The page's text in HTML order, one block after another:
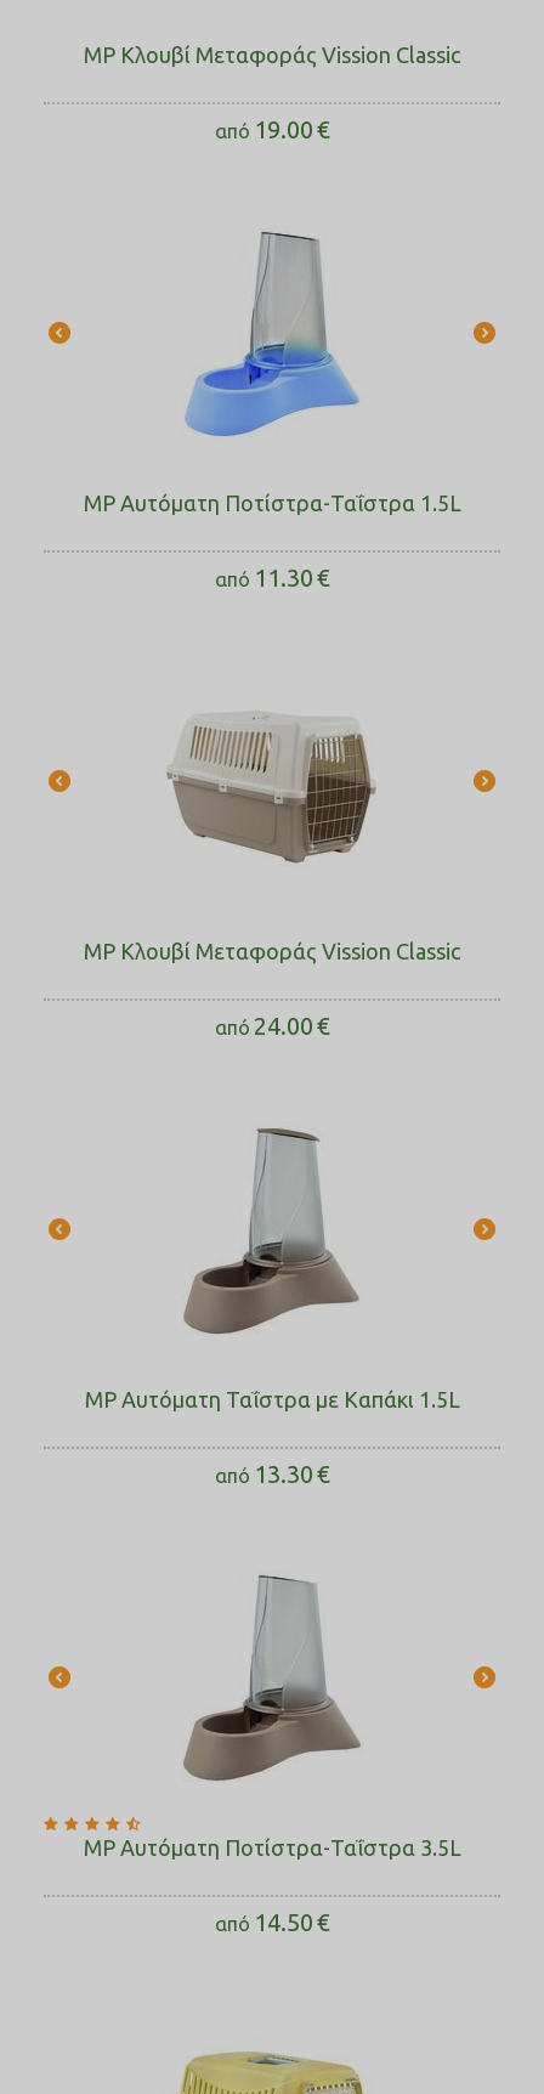
MP Κλουβί Μεταφοράς Vission Classic
από 19.00€
MP Αυτόματη Ποτίστρα-Ταΐστρα 1.5L
από 11.30€
MP Κλουβί Μεταφοράς Vission Classic
από 24.00€
MP Αυτόματη Ταΐστρα με Καπάκι 1.5L
από 13.30€
MP Αυτόματη Ποτίστρα-Ταΐστρα 3.5L
από 14.50€